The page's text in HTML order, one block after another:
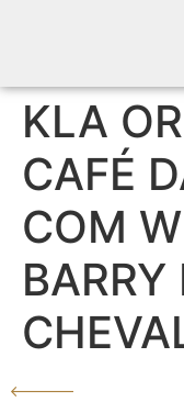
KLA
CAFÉ
COM